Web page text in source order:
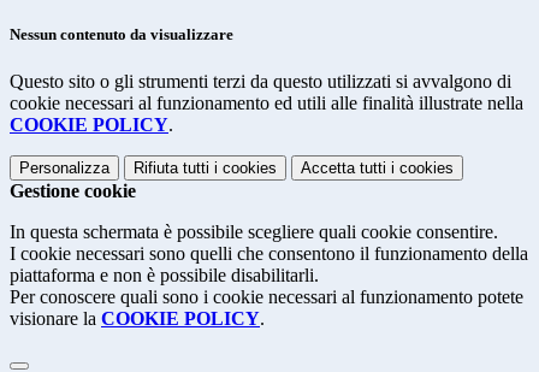
Nessun contenuto da visualizzare
Questo sito o gli strumenti terzi da questo utilizzati si avvalgono di
cookie necessari al funzionamento ed utili alle finalità illustrate nella
COOKIE POLICY.
Personalizza Rifiuta tutti i cookies Accetta tutti i cookies
Gestione cookie
In questa schermata è possibile scegliere quali cookie consentire.
I cookie necessari sono quelli che consentono il funzionamento della
piattaforma e non è possibile disabilitarli.
Per conoscere quali sono i cookie necessari al funzionamento potete
visionare la COOKIE POLICY.